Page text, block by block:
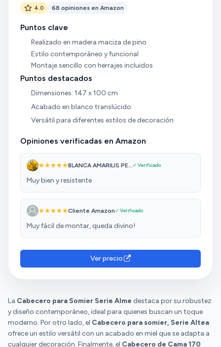
4.0 68 opiniones en Amazon
Puntos clave
Realizado en madera maciza de pino
Estilo contemporáneo y funcional
Montaje sencillo con herrajes incluidos
Puntos destacados
Dimensiones: 147 x 100 cm
Acabado en blanco translúcido
Versátil para diferentes estilos de decoración
Opiniones verificadas en Amazon
BLANCA AMARILIS PE... ✓ Verificado
Muy bien y resistente
Cliente Amazon✓ Verificado
Muy fácil de montar, queda divino!
Ver precio
La Cabecero para Somier Serie Alme destaca por su robustez
y diseño contemporáneo, ideal para quienes buscan un toque
moderno. Por otro lado, el Cabecero para somier, Serie Altea
ofrece un estilo versátil con un acabado en miel que se adapta a
cualquier decoración. Finalmente, el Cabecero de Cama 170